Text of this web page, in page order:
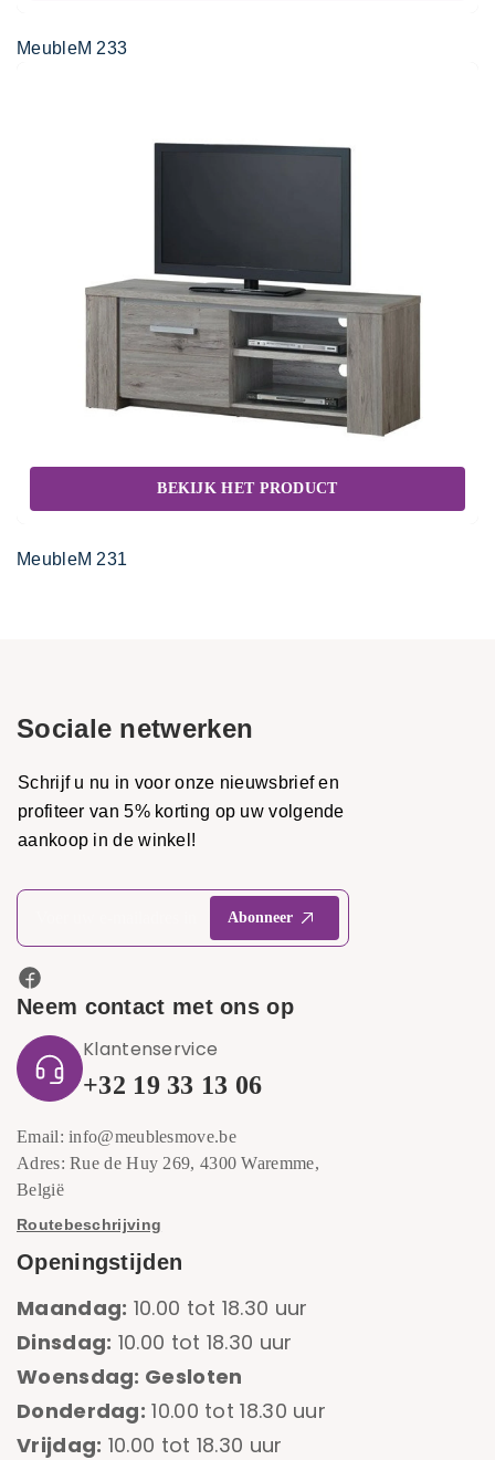
MeubleM 233
BEKIJK HET PRODUCT
MeubleM 231
Sociale netwerken
Schrijf u nu in voor onze nieuwsbrief en
profiteer van 5% korting op uw volgende
aankoop in de winkel!
Neem contact met ons op
Klantenservice
+32 19 33 13 06
Email: info@meublesmove.be
Adres: Rue de Huy 269, 4300 Waremme,
België
Routebeschrijving
Openingstijden
Maandag: 10.00 tot 18.30 uur
Dinsdag: 10.00 tot 18.30 uur
Woensdag: Gesloten
Donderdag: 10.00 tot 18.30 uur
Vrijdag: 10.00 tot 18.30 uur